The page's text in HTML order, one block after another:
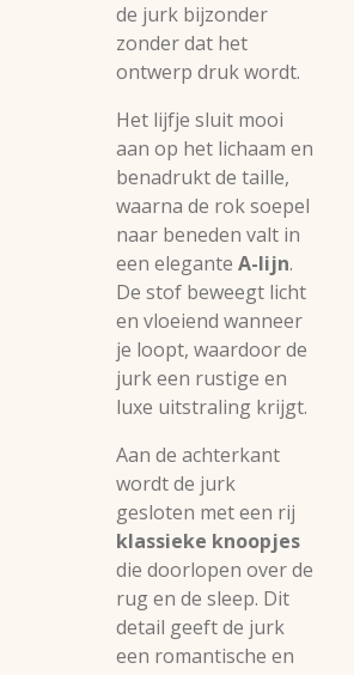
de jurk bijzonder
zonder dat het
ontwerp druk wordt.
Het lijfje sluit mooi
aan op het lichaam en
benadrukt de taille,
waarna de rok soepel
naar beneden valt in
een elegante A-lijn.
De stof beweegt licht
en vloeiend wanneer
je loopt, waardoor de
jurk een rustige en
luxe uitstraling krijgt.
Aan de achterkant
wordt de jurk
gesloten met een rij
klassieke knoopjes
die doorlopen over de
rug en de sleep. Dit
detail geeft de jurk
een romantische en